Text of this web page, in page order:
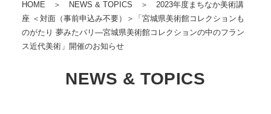
HOME ＞ NEWS & TOPICS ＞ 2023年度まちなか美術講
座 ＜対面（事前申込み不要）＞
「宮城県美術館コレクションも
のがたり 夢みたパリ―宮城県美術館コレクションの中のフラン
ス近代美術」開催のお知らせ
NEWS & TOPICS